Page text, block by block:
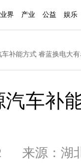
业界 产业 公益 娱乐
补能方式 睿蓝换电大
车补
来源：